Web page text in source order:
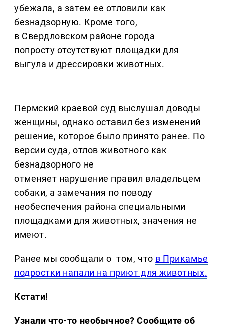
убежала, а затем ее отловили как
безнадзорную. Кроме того,
в Свердловском районе города
попросту отсутствуют площадки для
выгула и дрессировки животных.
Пермский краевой суд выслушал доводы
женщины, однако оставил без изменений
решение, которое было принято ранее. По
версии суда, отлов животного как
безнадзорного не
отменяет нарушение правил владельцем
собаки, а замечания по поводу
необеспечения района специальными
площадками для животных, значения не
имеют.
Ранее мы сообщали о том, что в Прикамье
подростки напали на приют для животных.
Кстати!
Узнали что-то необычное? Сообщите об